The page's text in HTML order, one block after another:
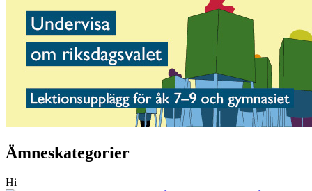
Ämneskategorier
Hi